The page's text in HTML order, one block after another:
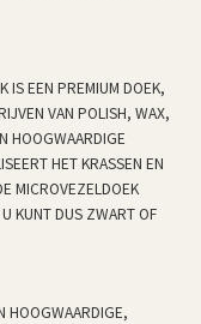
IS EEN PREMIUM DOEK,
VAN POLISH, WAX,
HOOGWAARDIGE
HET KRASSEN EN
MICROVEZELDOEK
KUNT DUS ZWART OF
HOOGWAARDIGE,